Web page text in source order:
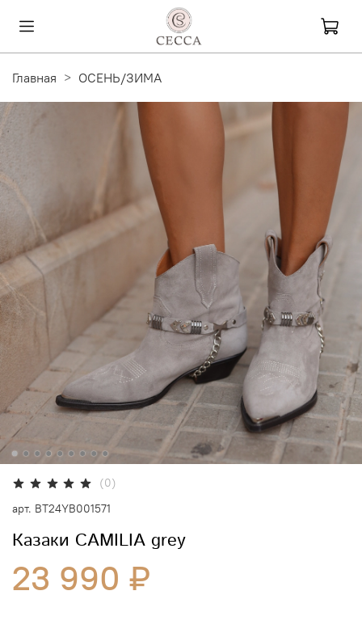
Главная ОСЕНЬ/ЗИМА
(0)
арт. BT24YB001571
Казаки CAMILIA grey
23 990 ₽